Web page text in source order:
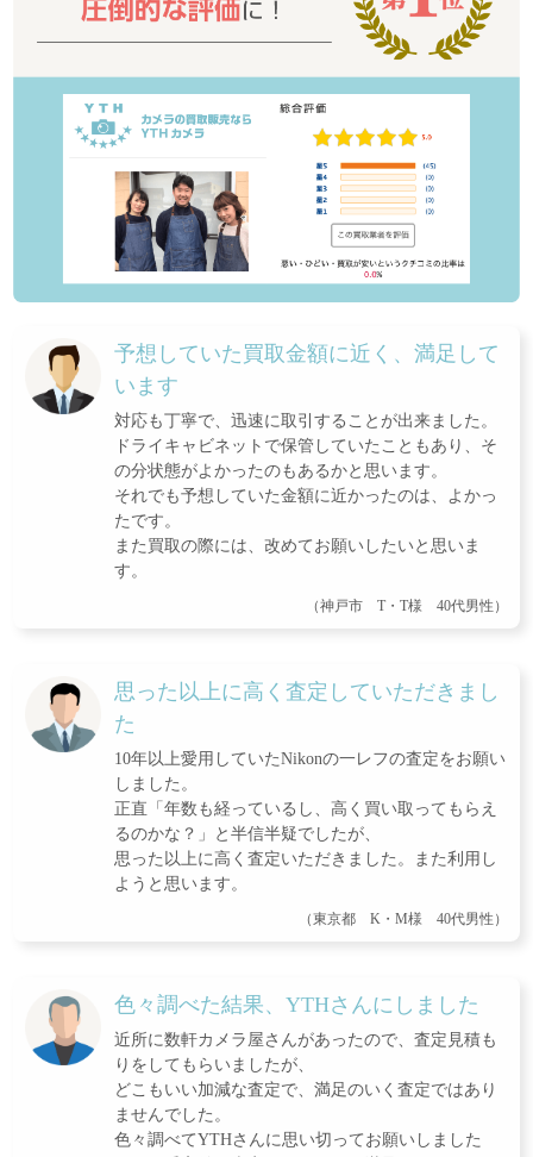
予想していた買取金額に近く、満足して
います
対応も丁寧で、迅速に取引することが出来ました。
ドライキャビネットで保管していたこともあり、そ
の分状態がよかったのもあるかと思います。
それでも予想していた金額に近かったのは、よかっ
たです。
また買取の際には、改めてお願いしたいと思いま
す。
（神戸市 T・T様 40代男性）
思った以上に高く査定していただきまし
た
10年以上愛用していたNikonの一レフの査定をお願い
しました。
正直「年数も経っているし、高く買い取ってもらえ
るのかな？」と半信半疑でしたが、
思った以上に高く査定いただきました。また利用し
ようと思います。
（東京都 K・M様 40代男性）
色々調べた結果、YTHさんにしました
近所に数軒カメラ屋さんがあったので、査定見積も
りをしてもらいましたが、
どこもいい加減な査定で、満足のいく査定ではあり
ませんでした。
色々調べてYTHさんに思い切ってお願いしました